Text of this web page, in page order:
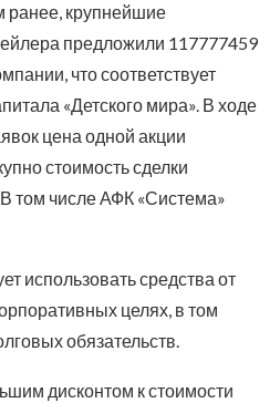
ранее, крупнейшие
предложили 117777459
что соответствует
«Детского мира». В ходе
цена одной акции
стоимость сделки
том числе АФК «Система»
использовать средства от
целях, в том
обязательств.
дисконтом к стоимости